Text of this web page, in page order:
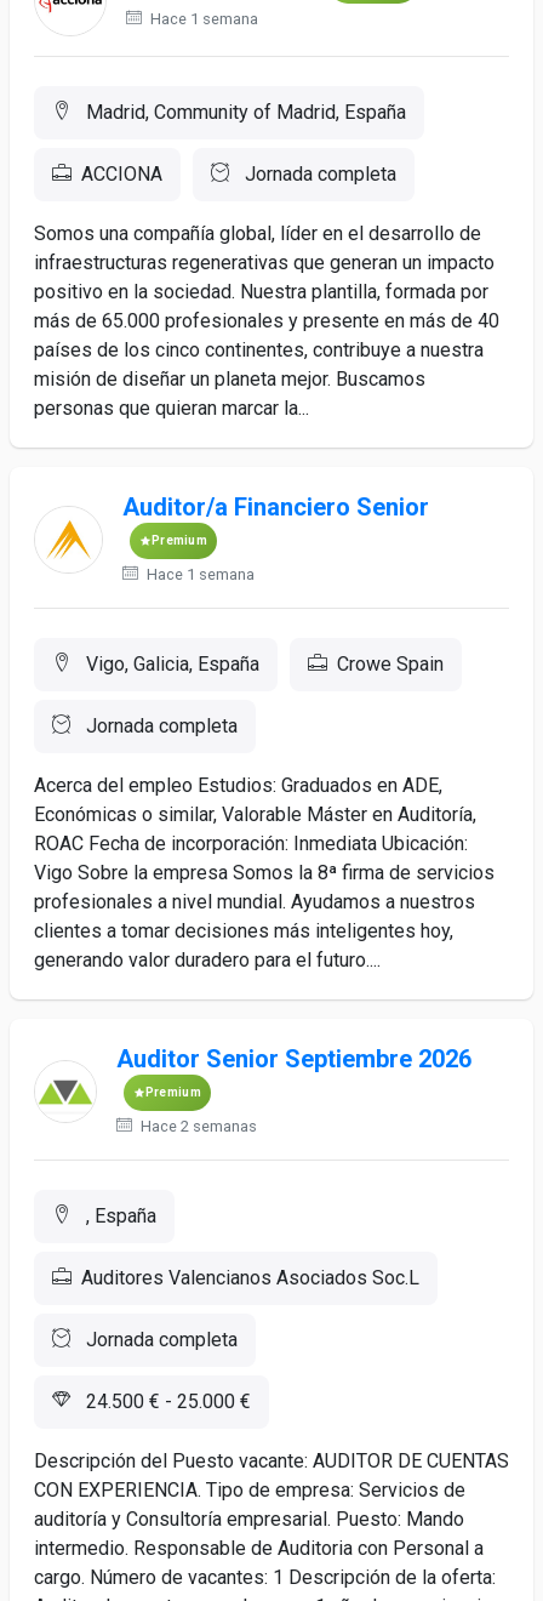
Hace 1 semana
Madrid, Community of Madrid, España
ACCIONA Jornada completa
Somos una compañía global, líder en el desarrollo de
infraestructuras regenerativas que generan un impacto
positivo en la sociedad. Nuestra plantilla, formada por
más de 65.000 profesionales y presente en más de 40
países de los cinco continentes, contribuye a nuestra
misión de diseñar un planeta mejor. Buscamos
personas que quieran marcar la...
Auditor/a Financiero Senior
Premium
Hace 1 semana
Vigo, Galicia, España Crowe Spain
Jornada completa
Acerca del empleo Estudios: Graduados en ADE,
Económicas o similar, Valorable Máster en Auditoría,
ROAC Fecha de incorporación: Inmediata Ubicación:
Vigo Sobre la empresa Somos la 8ª firma de servicios
profesionales a nivel mundial. Ayudamos a nuestros
clientes a tomar decisiones más inteligentes hoy,
generando valor duradero para el futuro....
Auditor Senior Septiembre 2026
Premium
Hace 2 semanas
, España
Auditores Valencianos Asociados Soc.L
Jornada completa
24.500 € - 25.000 €
Descripción del Puesto vacante: AUDITOR DE CUENTAS
CON EXPERIENCIA. Tipo de empresa: Servicios de
auditoría y Consultoría empresarial. Puesto: Mando
intermedio. Responsable de Auditoria con Personal a
cargo. Número de vacantes: 1 Descripción de la oferta: